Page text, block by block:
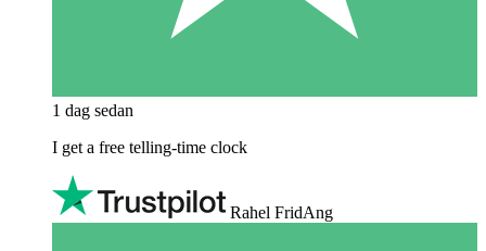
1 dag sedan
I get a free telling-time clock
Rahel FridAng